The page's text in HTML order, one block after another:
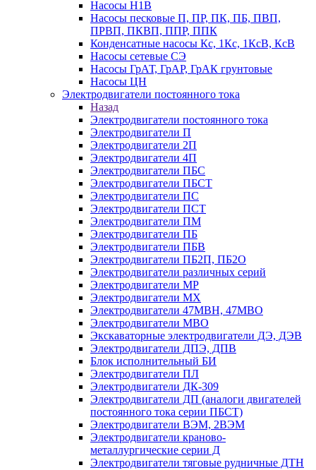
Насосы Н1В
Насосы песковые П, ПР, ПК, ПБ, ПВП,
ПРВП, ПКВП, ППР, ППК
Конденсатные насосы Кс, 1Кс, 1КсВ, КсВ
Насосы сетевые СЭ
Насосы ГрАТ, ГрАР, ГрАК грунтовые
Насосы ЦН
Электродвигатели постоянного тока
Назад
Электродвигатели постоянного тока
Электродвигатели П
Электродвигатели 2П
Электродвигатели 4П
Электродвигатели ПБС
Электродвигатели ПБСТ
Электродвигатели ПС
Электродвигатели ПСТ
Электродвигатели ПМ
Электродвигатели ПБ
Электродвигатели ПБВ
Электродвигатели ПБ2П, ПБ2О
Электродвигатели различных серий
Электродвигатели МР
Электродвигатели MX
Электродвигатели 47MBH, 47МВО
Электродвигатели MBO
Экскаваторные электродвигатели ДЭ, ДЭВ
Электродвигатели ДПЭ, ДПВ
Блок исполнительный БИ
Электродвигатели ПЛ
Электродвигатели ДК-309
Электродвигатели ДП (аналоги двигателей
постоянного тока серии ПБСТ)
Электродвигатели ВЭМ, 2ВЭМ
Электродвигатели краново-
металлургические серии Д
Электродвигатели тяговые рудничные ДТН